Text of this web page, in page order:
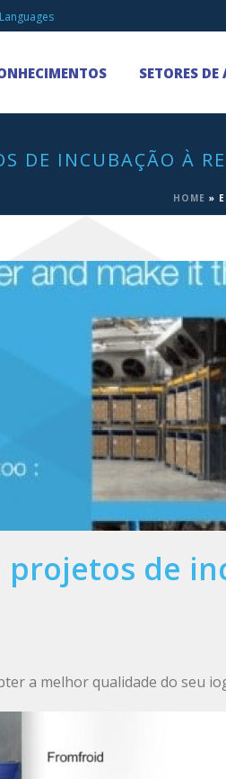
Languages
SETORES
DE INCUBAÇÃO À
HOME »
de
a melhor qualidade do seu